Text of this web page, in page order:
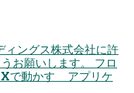
ングス株式会社に許
お願いします。 フロ
で動かす アプリケ